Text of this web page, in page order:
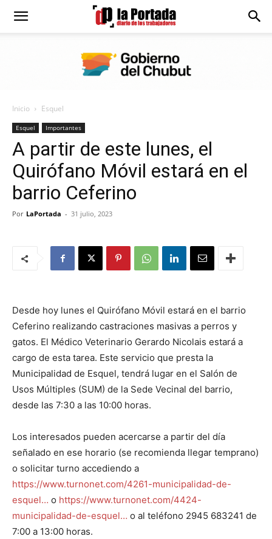
Diario
Portada
Inicio Esquel
Esquel Importantes
A partir de este lunes, el
Quirófano Móvil estará en el
barrio Ceferino
Por LaPortada - 31 julio, 2023
Desde hoy lunes el Quirófano Móvil estará en el barrio
Ceferino realizando castraciones masivas a perros y
gatos. El Médico Veterinario Gerardo Nicolais estará a
cargo de esta tarea. Este servicio que presta la
Municipalidad de Esquel, tendrá lugar en el Salón de
Usos Múltiples (SUM) de la Sede Vecinal del barrio,
desde las 7:30 a las 10:00 horas.
Los interesados pueden acercarse a partir del día
señalado en ese horario (se recomienda llegar temprano)
o solicitar turno accediendo a
https://www.turnonet.com/4261-municipalidad-de-
esquel… o https://www.turnonet.com/4424-
municipalidad-de-esquel… o al teléfono 2945 683241 de
7:00 a 13:00 horas.